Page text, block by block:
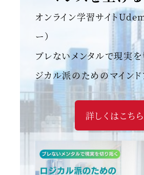
オンライン学習サイト
ー）
ブレないメンタルで現実を
ジカル派のためのマインド
詳しくはこちら